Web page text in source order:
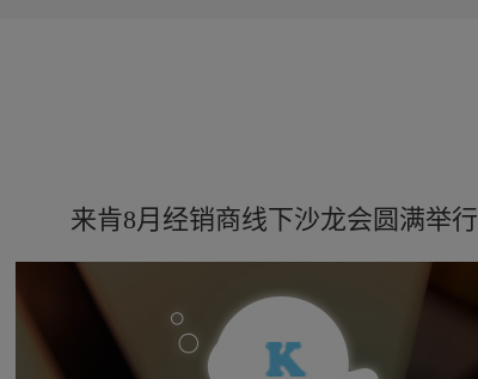
来肯8月经销商线下沙龙会圆满举行